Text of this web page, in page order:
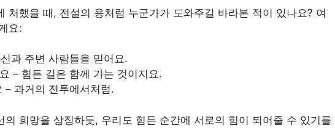
처했을 때, 전설의 용처럼 누군가가 도와주길 바라본 적이 있나요? 여
요:
과 주변 사람들을 믿어요.
– 힘든 길은 함께 가는 것이지요.
– 과거의 전투에서처럼.
의 희망을 상징하듯, 우리도 힘든 순간에 서로의 힘이 되어줄 수 있기를